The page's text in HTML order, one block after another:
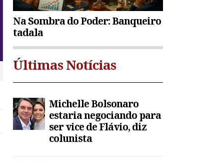
Na Sombra do Poder: Banqueiro
tadala
Últimas Notícias
Michelle Bolsonaro
estaria negociando para
ser vice de Flávio, diz
colunista